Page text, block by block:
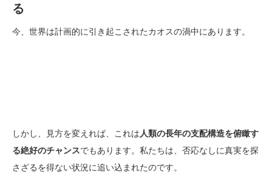
る
今、世界は計画的に引き起こされたカオスの渦中にあります。
しかし、見方を変えれば、これは人類の長年の支配構造を俯瞰す
る絶好のチャンスでもあります。私たちは、否応なしに真実を探
さざるを得ない状況に追い込まれたのです。